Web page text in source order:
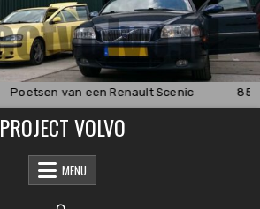
Poetsen van een Renault Scenic
PROJECT VOLVO
MENU